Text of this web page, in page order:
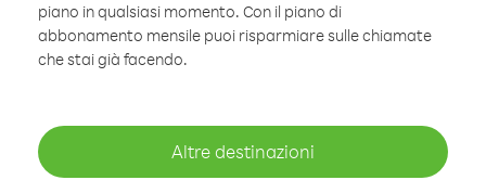
piano in qualsiasi momento. Con il piano di
abbonamento mensile puoi risparmiare sulle chiamate
che stai già facendo.
Altre destinazioni